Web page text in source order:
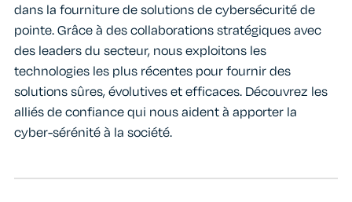
dans la fourniture de solutions de cybersécurité de
pointe. Grâce à des collaborations stratégiques avec
des leaders du secteur, nous exploitons les
technologies les plus récentes pour fournir des
solutions sûres, évolutives et efficaces. Découvrez les
alliés de confiance qui nous aident à apporter la
cyber-sérénité à la société.